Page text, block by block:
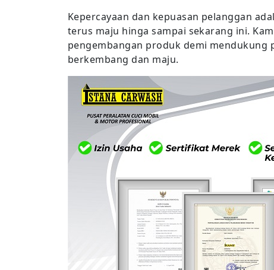
Kepercayaan dan kepuasan pelanggan
terus maju hinga sampai sekarang ini.
pengembangan produk demi mendukung
berkembang dan maju.